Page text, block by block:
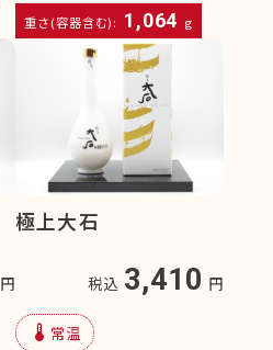
重さ(容器含む): 1,064 g
円
極上大石
税込 3,410 円
device_thermostat 常温